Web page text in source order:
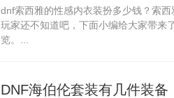
少钱
dnf索西雅的性感内衣装扮多少钱？索
玩家还不知道吧，下面小编给大家带来
览。...
DNF海伯伦套装有几件装备